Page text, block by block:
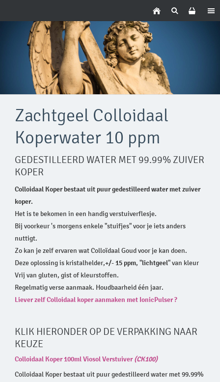
Zachtgeel Colloidaal
Koperwater 10 ppm
GEDESTILLEERD WATER MET 99.99% ZUIVER
KOPER
Colloidaal Koper bestaat uit puur gedestilleerd water met zuiver
koper.
Het is te bekomen in een handig verstuiverflesje.
Bij voorkeur 's morgens enkele "stuifjes" voor je iets anders
nuttigt.
Zo kan je zelf ervaren wat Colloïdaal Goud voor je kan doen.
Deze oplossing is kristalhelder,+/- 15 ppm, "lichtgeel" van kleur
Vrij van gluten, gist of kleurstoffen.
Regelmatig verse aanmaak. Houdbaarheid één jaar.
Liever zelf Colloidaal koper aanmaken met IonicPulser ?
KLIK HIERONDER OP DE VERPAKKING NAAR
KEUZE
Colloidaal Koper 100ml Viosol Verstuiver(CK100)
Colloidaal Koper bestaat uit puur gedestilleerd water met 99.99%